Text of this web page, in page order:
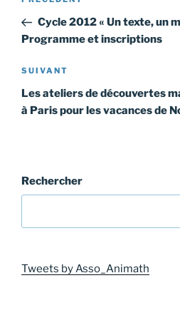
l’article
précédent
Cycle 2012 « Un texte, un
Programme et inscriptions
Article
suivant
SUIVANT
Les ateliers de découvertes
à Paris pour les vacances de
Rechercher
Tweets by Asso_Animath